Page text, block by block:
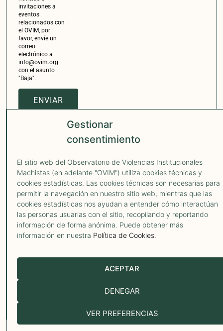
Gestionar
consentimiento
El sitio web del Observatorio de Violencias Institucionales
Machistas (en adelante "OVIM") utiliza cookies técnicas y
cookies estadísticas. Las cookies técnicas son necesarias para
permitir la navegación en nuestro sitio web, mientras que las
cookies estadísticas nos ayudan a entender cómo interactúan
las personas usuarias con el sitio, recopilando y reportando
información de forma anónima. Puede obtener más
información en nuestra Política de Cookies.
ACEPTAR
DENEGAR
VER PREFERENCIAS
Con la colaboración de:
AVISO LEGALPOLÍTICA DE PRIVACIDAD
¿Has pasado
por un caso de
violencia
machista?
infancia o adolescencia que
lo haya vivido? ¿Eres una
organización que conoce